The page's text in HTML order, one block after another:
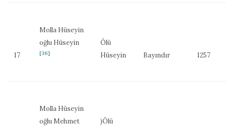
17
Molla Hüseyin
oğlu Hüseyin
[36]
Ölü
Hüseyin
Bayındır 1257
Molla Hüseyin
oğlu Mehmet
)Ölü